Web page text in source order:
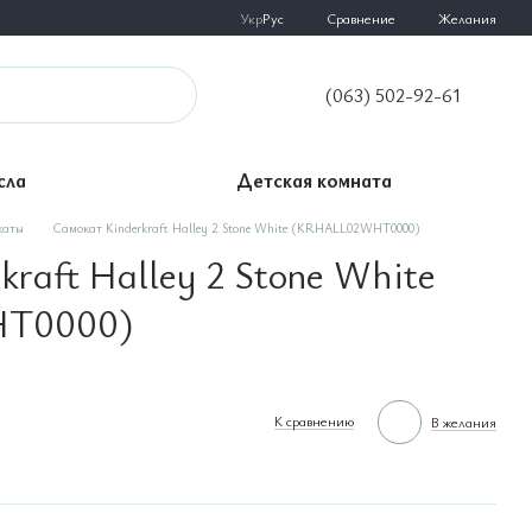
УкрРус Сравнение Желания
(063) 502-92-61
Детская комната
Самокат Kinderkraft Halley 2 Stone White (KRHALL02WHT0000)
Halley 2 Stone White
К сравнению В желания